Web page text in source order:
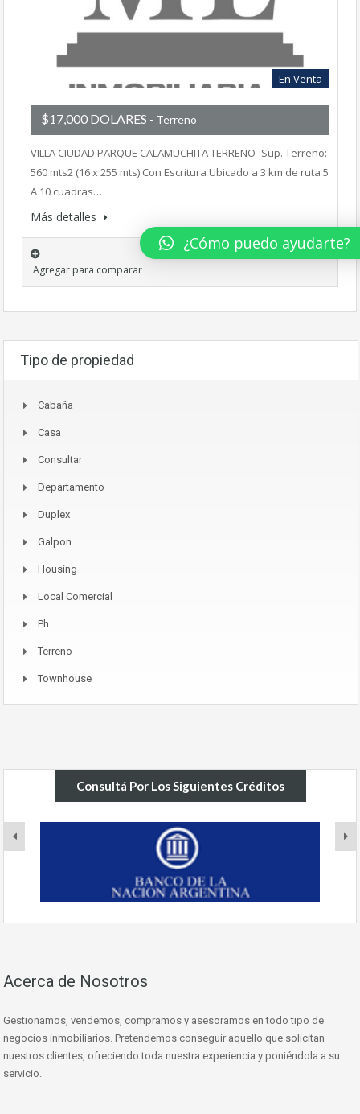
En Venta
$17,000 DOLARES - Terreno
VILLA CIUDAD PARQUE CALAMUCHITA TERRENO -Sup. Terreno:
560 mts2 (16 x 255 mts) Con Escritura Ubicado a 3 km de ruta 5
A 10 cuadras…
Más detalles
Agregar para comparar
Tipo de propiedad
Cabaña
Casa
Consultar
Departamento
Duplex
Galpon
Housing
Local Comercial
Ph
Terreno
Townhouse
Consultá Por Los Siguientes Créditos
Acerca de Nosotros
Gestionamos, vendemos, compramos y asesoramos en todo tipo de
negocios inmobiliarios. Pretendemos conseguir aquello que solicitan
nuestros clientes, ofreciendo toda nuestra experiencia y poniéndola a su
servicio.
¿Cómo puedo ayudarte?